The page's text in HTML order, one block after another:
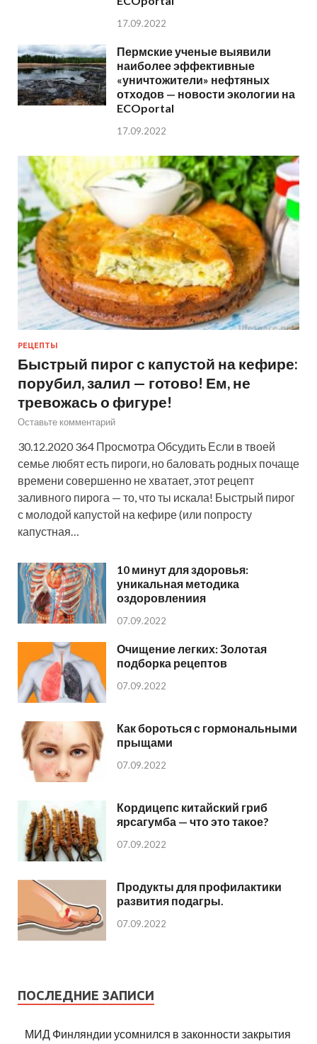
17.09.2022
Пермские ученые выявили
наиболее эффективные
«уничтожители» нефтяных
отходов — новости экологии на
ECOportal
17.09.2022
РЕЦЕПТЫ
Быстрый пирог с капустой на кефире:
порубил, залил — готово! Ем, не
тревожась о фигуре!
Оставьте комментарий
30.12.2020 364 Просмотра Обсудить Если в твоей
семье любят есть пироги, но баловать родных почаще
времени совершенно не хватает, этот рецепт
заливного пирога — то, что ты искала! Быстрый пирог
с молодой капустой на кефире (или попросту
капустная…
10 минут для здоровья:
уникальная методика
оздоровлениия
07.09.2022
Очищение легких: Золотая
подборка рецептов
07.09.2022
Как бороться с гормональными
прыщами
07.09.2022
Кордицепс китайский гриб
ярсагумба — что это такое?
07.09.2022
Продукты для профилактики
развития подагры.
07.09.2022
ПОСЛЕДНИЕ ЗАПИСИ
МИД Финляндии усомнился в законности закрытия